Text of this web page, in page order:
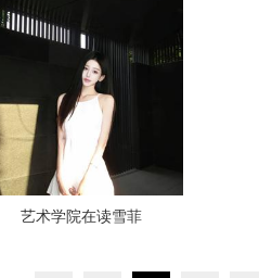
艺术学院在读雪菲